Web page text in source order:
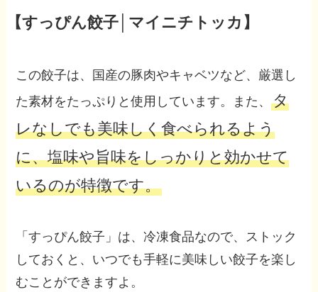
【すっぴん餃子│マイニチトッカ】
この餃子は、国産の豚肉やキャベツなど、厳選し
た素材をたっぷりと使用しています。また、タ
レなしでも美味しく食べられるよう
に、塩味や旨味をしっかりと効かせて
いるのが特徴です。
「すっぴん餃子」は、冷凍食品なので、ストック
しておくと、いつでも手軽に美味しい餃子を楽し
むことができますよ。